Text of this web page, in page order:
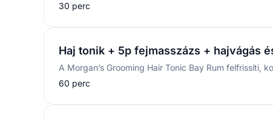
30 perc
Haj tonik + 5p fejmasszázs + hajvágás
60 perc